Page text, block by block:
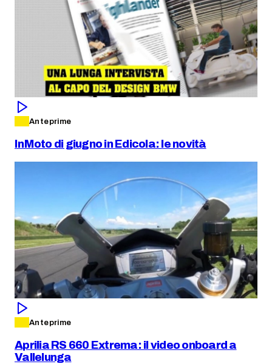
Anteprime
InMoto di giugno in Edicola: le novità
Anteprime
Aprilia RS 660 Extrema: il video onboard a
Vallelunga